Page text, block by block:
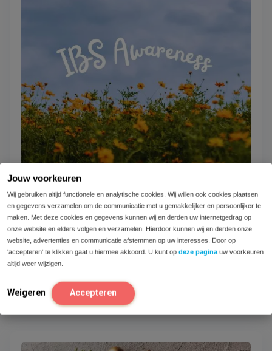
Jouw voorkeuren
Wij gebruiken altijd functionele en analytische cookies. Wij willen ook cookies plaatsen
en gegevens verzamelen om de communicatie met u gemakkelijker en persoonlijker te
maken. Met deze cookies en gegevens kunnen wij en derden uw internetgedrag op
onze website en elders volgen en verzamelen. Hierdoor kunnen wij en derden onze
website, advertenties en communicatie afstemmen op uw interesses. Door op
'accepteren' te klikken gaat u hiermee akkoord. U kunt op deze pagina uw voorkeuren
altijd weer wijzigen.
Weigeren Accepteren
Een dag in het leven van iemand met PDS
IBS month: het Prikkelbare Darm Syndroom onder
de aandachtApril is IBS Awareness Month, dit
betekent dat er gedurende deze maand...